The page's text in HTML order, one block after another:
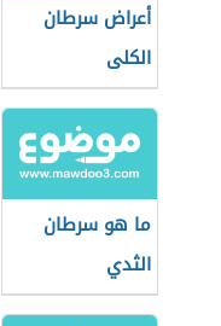
أعراض سرطان
الكلى
ما هو سرطان
الثدي